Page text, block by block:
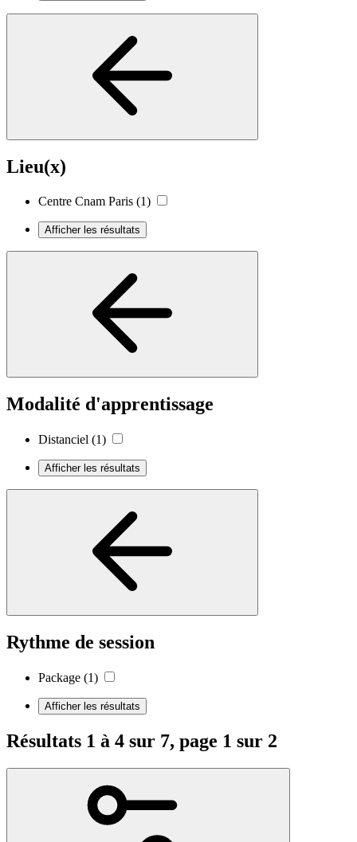
Lieu(x)
Centre Cnam Paris (1)
Afficher les résultats
Modalité d'apprentissage
Distanciel (1)
Afficher les résultats
Rythme de session
Package (1)
Afficher les résultats
Résultats 1 à 4 sur 7, page 1 sur 2